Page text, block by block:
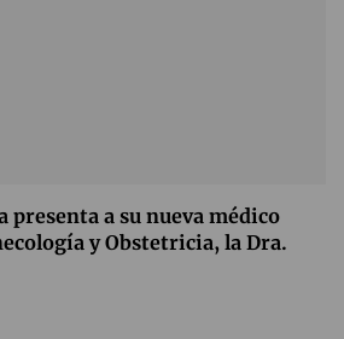
a su nueva médico
y Obstetricia, la Dra.